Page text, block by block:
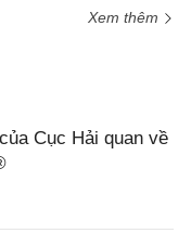
Xem thêm
Cục Hải quan về